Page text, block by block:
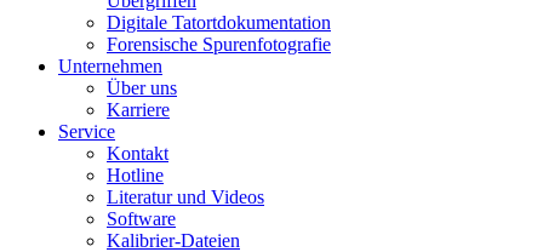
Digitale Tatortdokumentation
Forensische Spurenfotografie
Unternehmen
Über uns
Karriere
Service
Kontakt
Hotline
Literatur und Videos
Software
Kalibrier-Dateien